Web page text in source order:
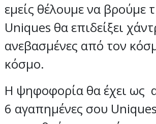
εμείς θέλουμε να βρούμε
Uniques θα επιδείξει
ανεβασμένες από τον
κόσμο.
Η ψηφοφορία θα έχει ως
6 αγαπημένες σου